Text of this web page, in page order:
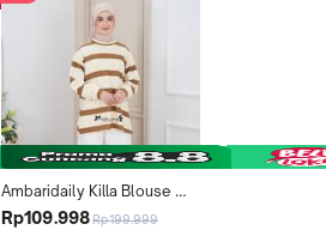
Ambaridaily Killa Blouse
Oversize Knit Premium
Rp109.998Rp199.999